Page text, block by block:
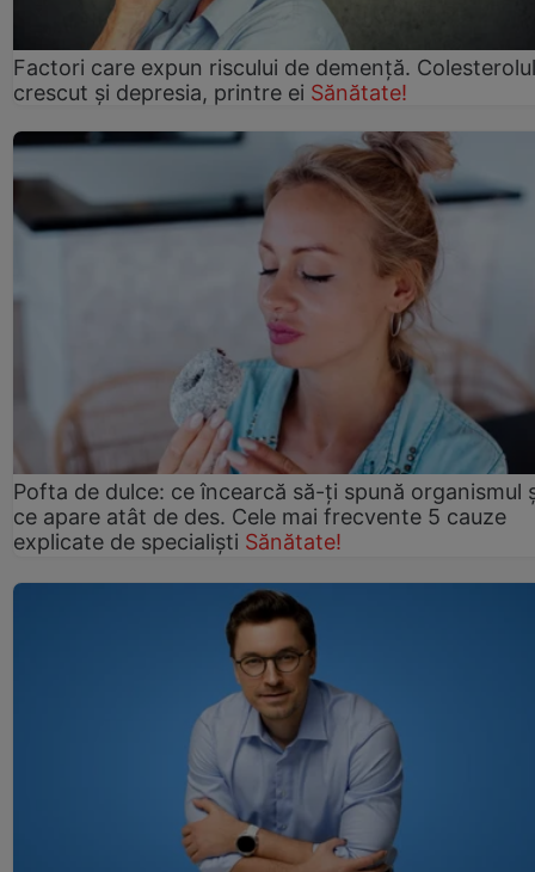
Factori care expun riscului de demență. Colesterolul
crescut şi depresia, printre ei Sănătate!
Pofta de dulce: ce încearcă să-ți spună organismul
ce apare atât de des. Cele mai frecvente 5 cauze
explicate de specialiști Sănătate!